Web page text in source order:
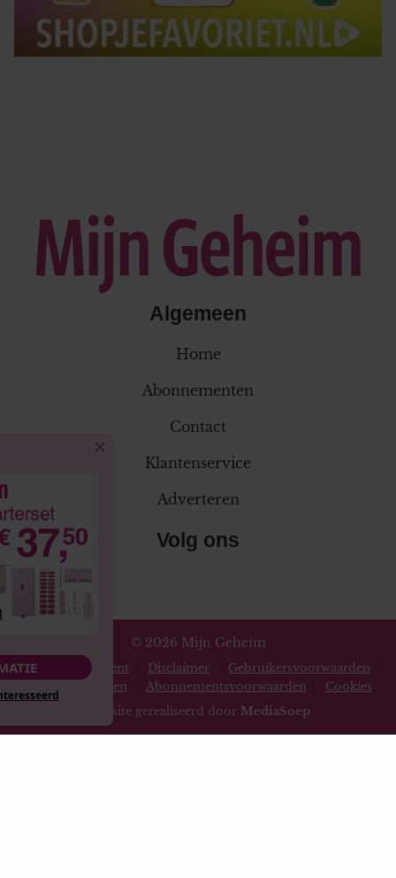
Algemeen
Home
Abonnementen
Contact
Klantenservice
Adverteren
Volg ons
© 2026 Mijn Geheim
Privacy statement Disclaimer
Gebruikersvoorwaarden
Spelvoorwaarden
Abonnementsvoorwaarden
Cookies
Website gerealiseerd door MediaSoep
MEER INFORMATIE
Nee, ik ben niet geïnteresseerd